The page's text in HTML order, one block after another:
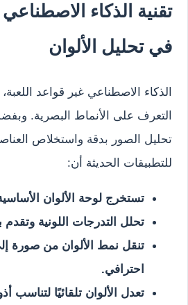
تقنية الذكاء
في تحليل الألوان
الذكاء الاصطناعي غير قواعد
التعرف على الأنماط البصرية.
تحليل الصور بدقة واستخلاص
للتطبيقات الحديثة أن:
تستخرج لوحة الألوان
تحلل التدرجات اللونية وتقدم
تنقل نمط الألوان من صورة
احترافي.
تعدل الألوان تلقائيًا لتناسب